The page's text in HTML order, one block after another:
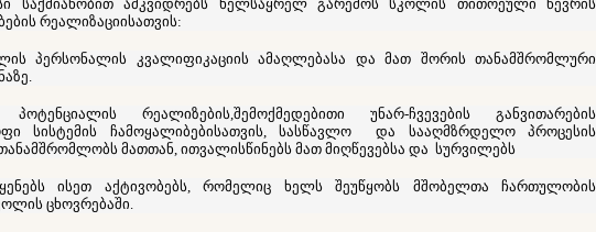
საქმიანობით ამკვიდრებს ხელსაყრელ გარემოს სკოლის თითოეული წევრის
რეალიზაციისათვის:
პერსონალის კვალიფიკაციის ამაღლებასა და მათ შორის თანამშრომლური
რეალიზების,შემოქმედებითი უნარ-ჩვევების განვითარების
სისტემის ჩამოყალიბებისათვის, სასწავლო და სააღმზრდელო პროცესის
მათთან, ითვალისწინებს მათ მიღწევებსა და სურვილებს
ისეთ აქტივობებს, რომელიც ხელს შეუწყობს მშობელთა ჩართულობის
ცხოვრებაში.